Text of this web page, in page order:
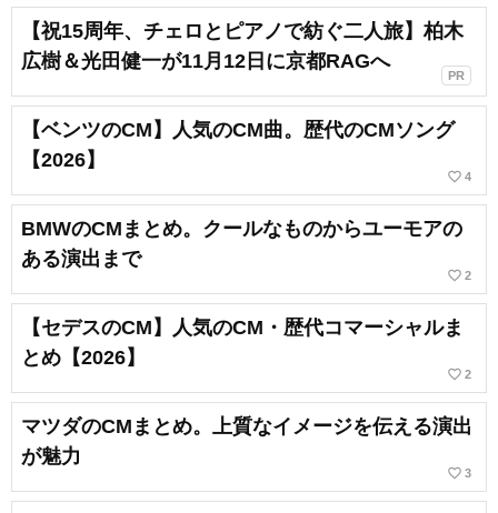
【祝15周年、チェロとピアノで紡ぐ二人旅】柏木
広樹＆光田健一が11月12日に京都RAGへ
PR
【ベンツのCM】人気のCM曲。歴代のCMソング
【2026】
favorite_border 4
BMWのCMまとめ。クールなものからユーモアの
ある演出まで
favorite_border 2
【セデスのCM】人気のCM・歴代コマーシャルま
とめ【2026】
favorite_border 2
マツダのCMまとめ。上質なイメージを伝える演出
が魅力
favorite_border 3